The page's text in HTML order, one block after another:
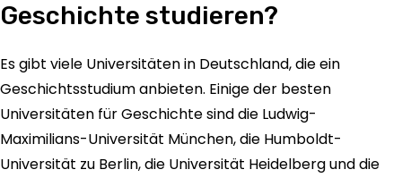
Geschichte studieren?
Es gibt viele Universitäten in Deutschland, die ein
Geschichtsstudium anbieten. Einige der besten
Universitäten für Geschichte sind die Ludwig-
Maximilians-Universität München, die Humboldt-
Universität zu Berlin, die Universität Heidelberg und die